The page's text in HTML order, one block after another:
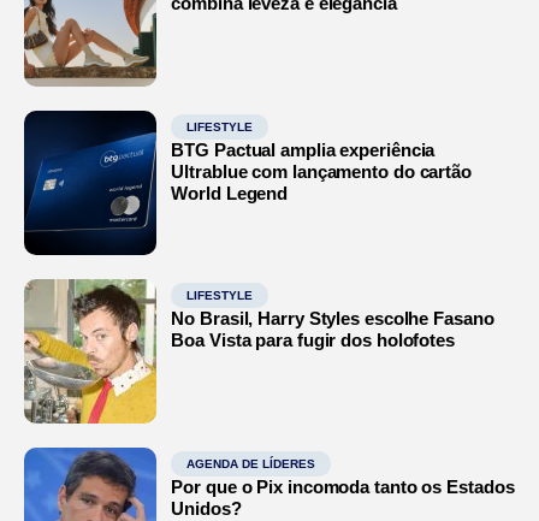
LIFESTYLE
BTG Pactual amplia experiência
Ultrablue com lançamento do cartão
World Legend
LIFESTYLE
No Brasil, Harry Styles escolhe Fasano
Boa Vista para fugir dos holofotes
AGENDA DE LÍDERES
Por que o Pix incomoda tanto os Estados
Unidos?